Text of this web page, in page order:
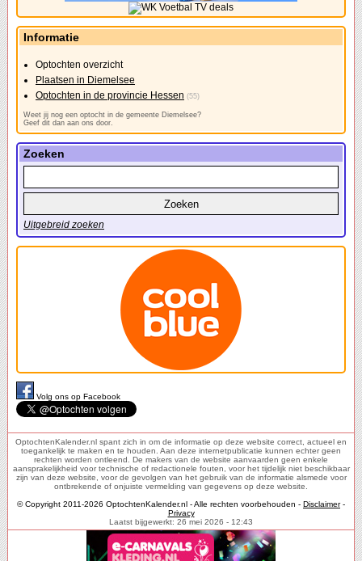
Informatie
Optochten overzicht
Plaatsen in Diemelsee
Optochten in de provincie Hessen (55)
Weet jij nog een optocht in de gemeente Diemelsee?
Geef dit dan aan ons door.
Zoeken
Uitgebreid zoeken
Volg ons op Facebook
OptochtenKalender.nl spant zich in om de informatie op deze website correct, actueel en
toegankelijk te maken en te houden. Aan deze internetpublicatie kunnen echter geen
rechten worden ontleend. De makers van de website aanvaarden geen enkele
aansprakelijkheid voor technische of redactionele fouten, voor het tijdelijk niet beschikbaar
zijn van deze website, voor de gevolgen van het gebruik van de informatie alsmede voor
ontbrekende of onjuiste vermelding van gegevens op deze website.
© Copyright 2011-2026 OptochtenKalender.nl - Alle rechten voorbehouden - Disclaimer-
Privacy
Laatst bijgewerkt: 26 mei 2026 - 12:43